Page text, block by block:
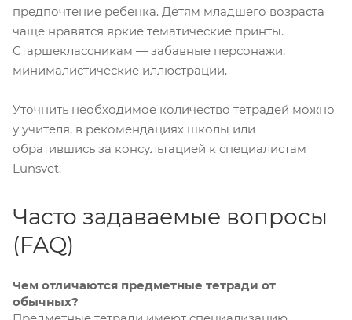
предпочтение ребенка. Детям младшего возраста
чаще нравятся яркие тематические принты.
Старшеклассникам — забавные персонажи,
минималистические иллюстрации.
Уточнить необходимое количество тетрадей можно
у учителя, в рекомендациях школы или
обратившись за консультацией к специалистам
Lunsvet.
Часто задаваемые вопросы
(FAQ)
Чем отличаются предметные тетради от
обычных?